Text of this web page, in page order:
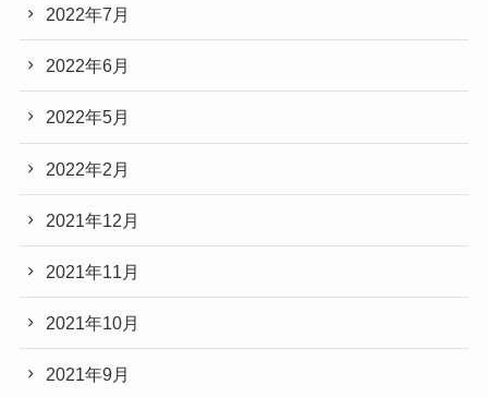
2022年7月
2022年6月
2022年5月
2022年2月
2021年12月
2021年11月
2021年10月
2021年9月